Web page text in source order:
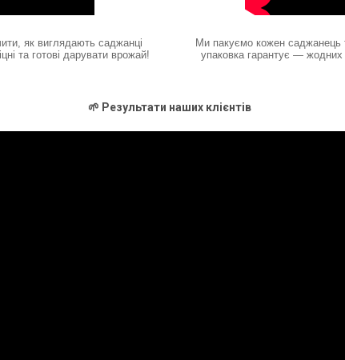
як виглядають саджанці
та готові дарувати врожай!
Ми пакуємо кожен саджанець
упаковка гарантує — жодних
🌱 Результати наших клієнтів